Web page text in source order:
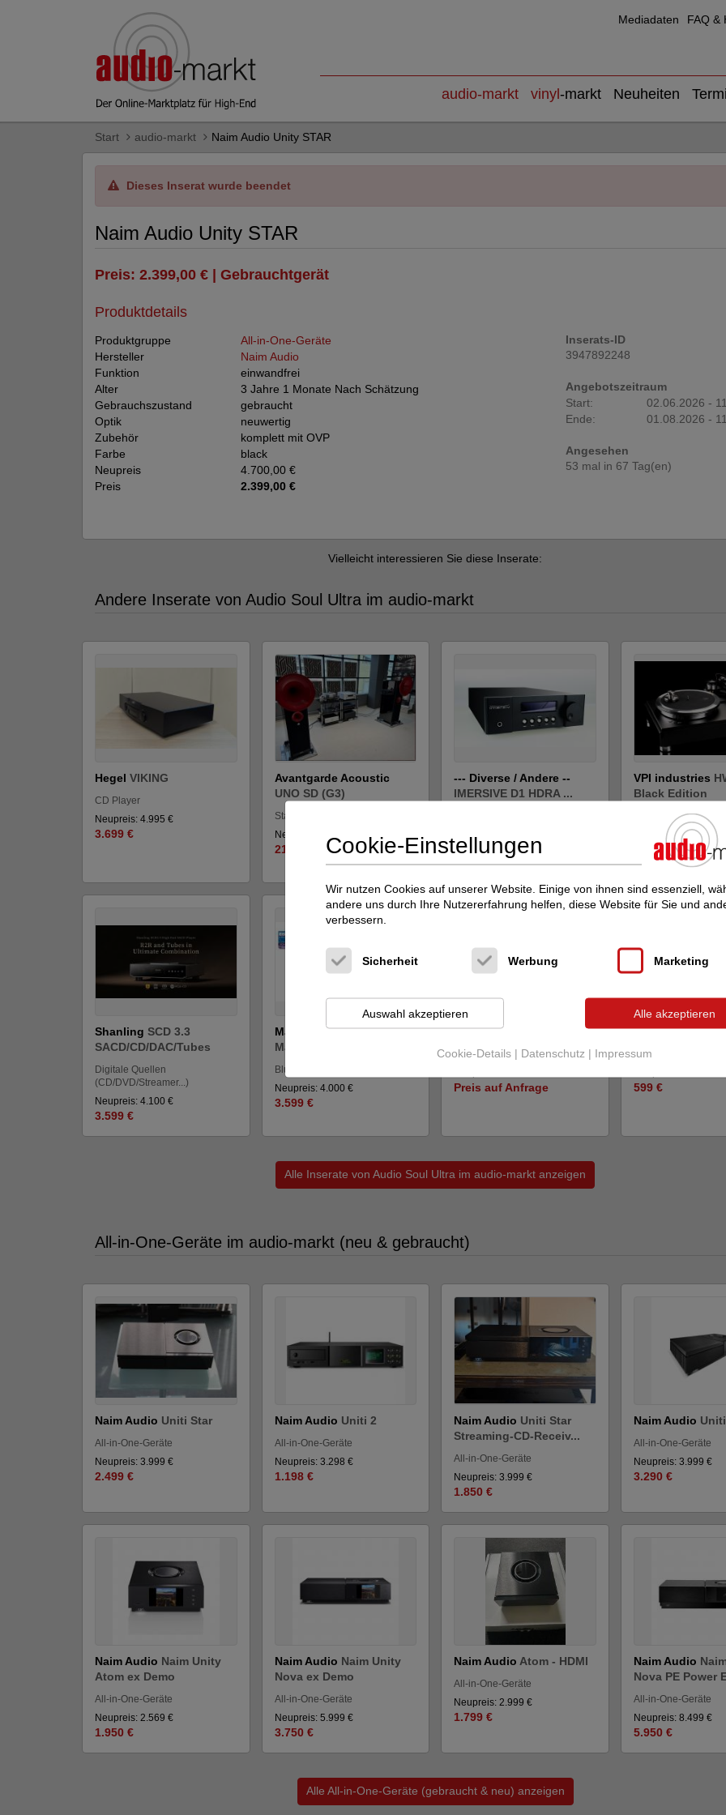
Mediadaten FAQ &
audio-markt vinyl -markt Neuheiten
Start audio-markt Naim Audio Unity STAR
Dieses Inserat wurde beendet
Naim Audio Unity STAR
Preis: 2.399,00 € | Gebrauchtgerät
Produktdetails
Produktgruppe
All-in-One-Geräte
Hersteller
Naim Audio
Funktion
einwandfrei
Alter
3 Jahre 1 Monate Nach Schätzung
Gebrauchszustand
gebraucht
Optik
neuwertig
Zubehör
komplett mit OVP
Farbe
black
Neupreis
4.700,00 €
Preis
2.399,00 €
Inserats-ID
3947892248
Angebotszeitraum
Start:
02.06.2026 -
Ende:
01.08.2026 -
Angesehen
53 mal in 67 Tag(en)
Vielleicht interessieren Sie diese Inserate:
Andere Inserate von Audio Soul Ultra im audio-markt
Hegel VIKING
CD Player
Neupreis: 4.995 €
3.699 €
Avantgarde Acoustic
UNO SD (G3)
Standlautsprecher
Neupreis: 35.500 €
21.999 €
--- Diverse / Andere --
IMERSIVE D1 HDRA ...
13.999 €
VPI industries
Black Edition
Plattenspieler,
Systeme...
Neupreis: 29.900 €
Preis auf
Shanling SCD 3.3
SACD/CD/DAC/Tubes
Digitale Quellen
(CD/DVD/Streamer...)
Neupreis: 4.100 €
3.599 €
Magnetar Audio
Magnetar UDP 900 mkII
Blu-Ray Geräte
Neupreis: 4.000 €
3.599 €
Gryphon
Vollverstärker
Preis auf Anfrage
waversaLAN 2 /
Ethernet digital
599 €
Alle Inserate von Audio Soul Ultra im audio-markt anzeigen
All-in-One-Geräte im audio-markt (neu & gebraucht)
Naim Audio Uniti Star
All-in-One-Geräte
Neupreis: 3.999 €
2.499 €
Naim Audio Uniti 2
All-in-One-Geräte
Neupreis: 3.298 €
1.198 €
Naim Audio Uniti Star
Streaming-CD-Receiv...
All-in-One-Geräte
Neupreis: 3.999 €
1.850 €
Naim Audio
All-in-One-Geräte
Neupreis: 3.999 €
3.290 €
Naim Audio Naim Unity
Atom ex Demo
All-in-One-Geräte
Neupreis: 2.569 €
1.950 €
Naim Audio Naim Unity
Nova ex Demo
All-in-One-Geräte
Neupreis: 5.999 €
3.750 €
Naim Audio Atom - HDMI
All-in-One-Geräte
Neupreis: 2.999 €
1.799 €
Naim Audio
Nova PE Power
All-in-One-Geräte
Neupreis: 8.499 €
5.950 €
Alle All-in-One-Geräte (gebraucht & neu) anzeigen
Cookie-Einstellungen
Wir nutzen Cookies auf unserer Website. Einige von ihnen sind essenziell,
andere uns durch Ihre Nutzererfahrung helfen, diese Website für Sie und
verbessern.
Cookie-Details | Datenschutz | Impressum
Sicherheit Werbung Marketing
Auswahl akzeptieren Alle akzeptieren